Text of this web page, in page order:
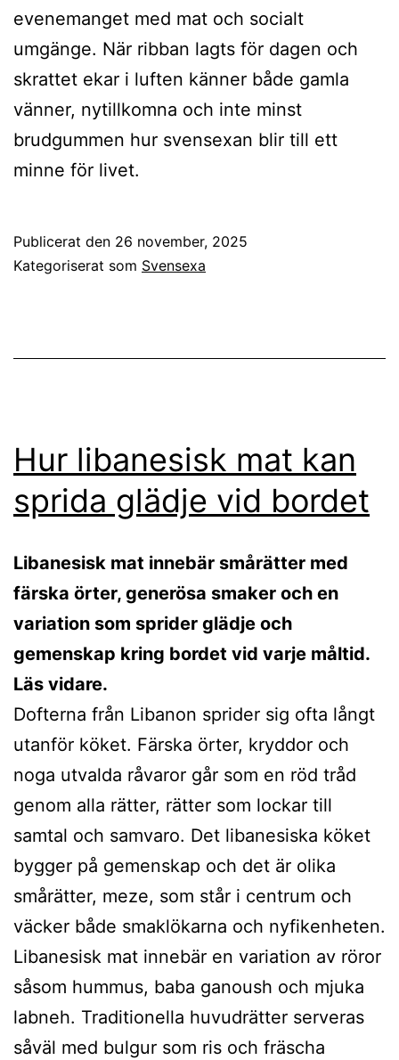
evenemanget med mat och socialt
umgänge. När ribban lagts för dagen och
skrattet ekar i luften känner både gamla
vänner, nytillkomna och inte minst
brudgummen hur svensexan blir till ett
minne för livet.
Publicerat den 26 november, 2025
Kategoriserat som Svensexa
Hur libanesisk mat kan
sprida glädje vid bordet
Libanesisk mat innebär smårätter med
färska örter, generösa smaker och en
variation som sprider glädje och
gemenskap kring bordet vid varje måltid.
Läs vidare.
Dofterna från Libanon sprider sig ofta långt
utanför köket. Färska örter, kryddor och
noga utvalda råvaror går som en röd tråd
genom alla rätter, rätter som lockar till
samtal och samvaro. Det libanesiska köket
bygger på gemenskap och det är olika
smårätter, meze, som står i centrum och
väcker både smaklökarna och nyfikenheten.
Libanesisk mat innebär en variation av röror
såsom hummus, baba ganoush och mjuka
labneh. Traditionella huvudrätter serveras
såväl med bulgur som ris och fräscha